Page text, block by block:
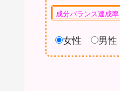
成分バランス達成率
女性 男性